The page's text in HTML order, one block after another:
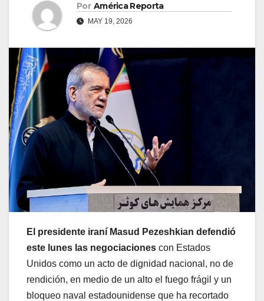
Por América Reporta
MAY 19, 2026
El presidente iraní Masud Pezeshkian defendió
este lunes las negociaciones con Estados
Unidos como un acto de dignidad nacional, no de
rendición, en medio de un alto el fuego frágil y un
bloqueo naval estadounidense que ha recortado